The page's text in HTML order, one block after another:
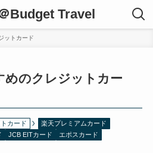
Budget Travel
ットカード
めのクレジットカー
カード
楽天プレミアムカード
JCB EITカード
エポスカード